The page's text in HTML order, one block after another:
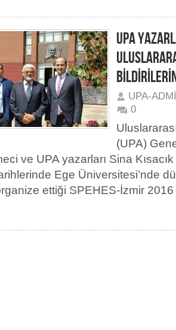
UPA
UPA-
0
(UPA)
ve UPA yazarları Sina
Ege Üniversitesi’nde
ettiği SPEHES-İzmir 2016